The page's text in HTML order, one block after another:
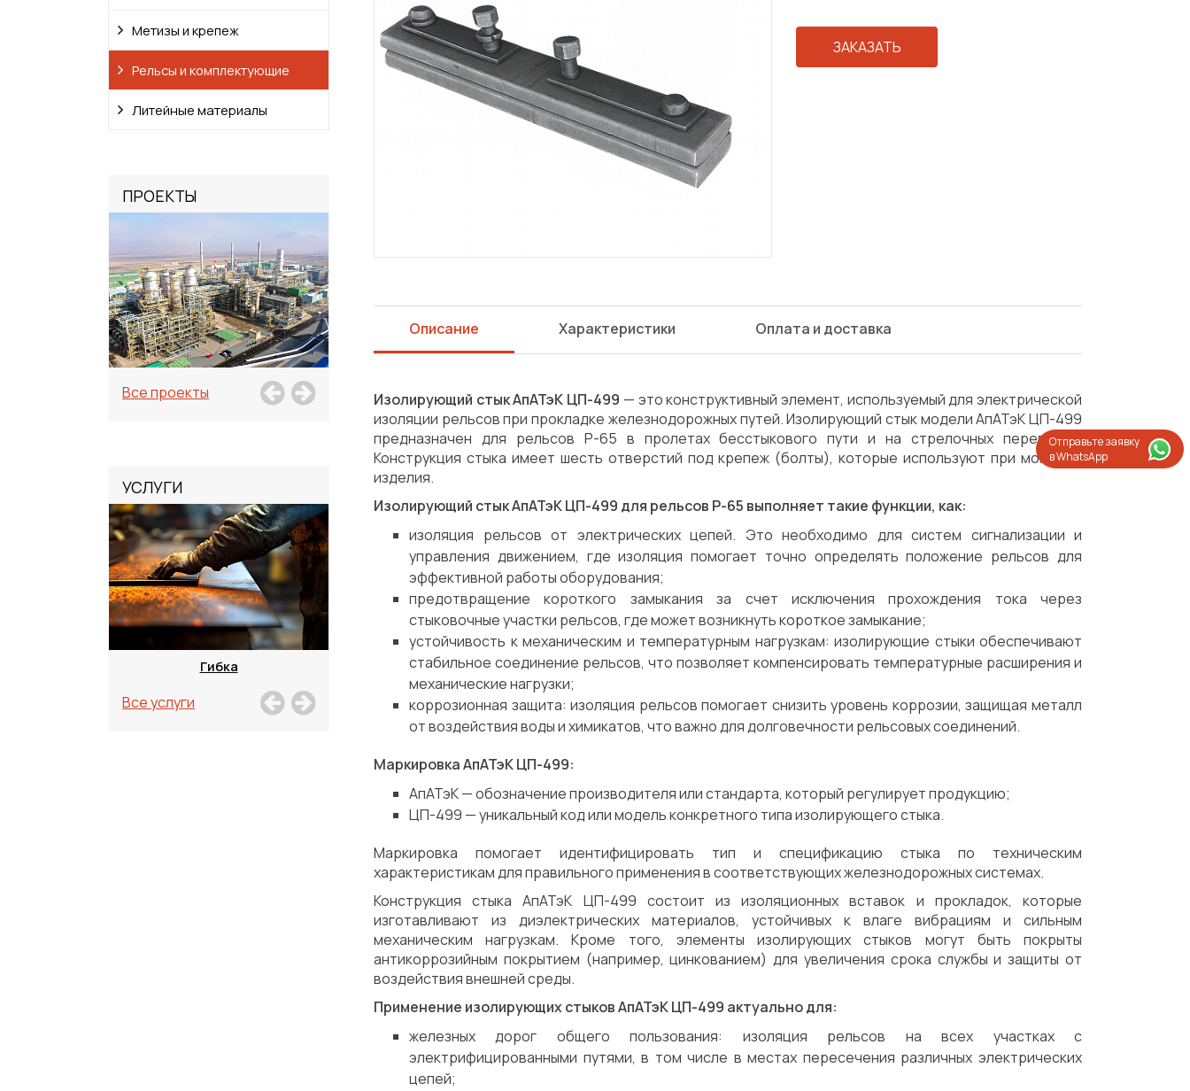
Отправьте заявку
в WhatsApp
Метизы и крепеж
Рельсы и комплектующие
Литейные материалы
ПРОЕКТЫ
Все проекты
УСЛУГИ
Гибка Сварка Механическая обработка Испытания/Сертификация Доставка
Все услуги
ЗАКАЗАТЬ
Описание Характеристики Оплата и доставка
Изолирующий стык АпАТэК ЦП-499 — это конструктивный элемент, используемый для электрической
изоляции рельсов при прокладке железнодорожных путей. Изолирующий стык модели АпАТэК ЦП-499
предназначен для рельсов Р-65 в пролетах бесстыкового пути и на стрелочных переводах.
Конструкция стыка имеет шесть отверстий под крепеж (болты), которые используют при монтаже
изделия.
Изолирующий стык АпАТэК ЦП-499 для рельсов Р-65 выполняет такие функции, как:
изоляция рельсов от электрических цепей. Это необходимо для систем сигнализации и
управления движением, где изоляция помогает точно определять положение рельсов для
эффективной работы оборудования;
предотвращение короткого замыкания за счет исключения прохождения тока через
стыковочные участки рельсов, где может возникнуть короткое замыкание;
устойчивость к механическим и температурным нагрузкам: изолирующие стыки обеспечивают
стабильное соединение рельсов, что позволяет компенсировать температурные расширения и
механические нагрузки;
коррозионная защита: изоляция рельсов помогает снизить уровень коррозии, защищая металл
от воздействия воды и химикатов, что важно для долговечности рельсовых соединений.
Маркировка АпАТэК ЦП-499:
АпАТэК — обозначение производителя или стандарта, который регулирует продукцию;
ЦП-499 — уникальный код или модель конкретного типа изолирующего стыка.
Маркировка помогает идентифицировать тип и спецификацию стыка по техническим
характеристикам для правильного применения в соответствующих железнодорожных системах.
Конструкция стыка АпАТэК ЦП-499 состоит из изоляционных вставок и прокладок, которые
изготавливают из диэлектрических материалов, устойчивых к влаге вибрациям и сильным
механическим нагрузкам. Кроме того, элементы изолирующих стыков могут быть покрыты
антикоррозийным покрытием (например, цинкованием) для увеличения срока службы и защиты от
воздействия внешней среды.
Применение изолирующих стыков АпАТэК ЦП-499 актуально для:
железных дорог общего пользования: изоляция рельсов на всех участках с
электрифицированными путями, в том числе в местах пересечения различных электрических
цепей;